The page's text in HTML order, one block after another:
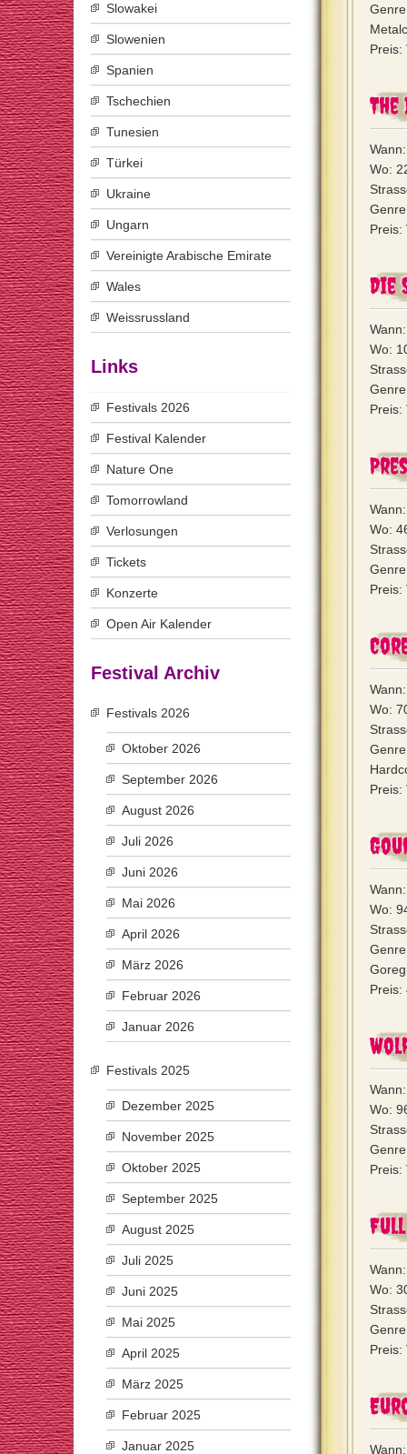
Preis:
Wo:
Preis:
Die
Wo:
Preis:
Wo:
Preis:
Wo:
Preis:
Wo:
Preis:
Wo:
Preis:
Wo:
Preis:
Slowakei
Slowenien
Spanien
Tschechien
Tunesien
Türkei
Ukraine
Ungarn
Vereinigte Arabische Emirate
Wales
Weissrussland
Links
Festivals 2026
Festival Kalender
Nature One
Tomorrowland
Verlosungen
Tickets
Konzerte
Open Air Kalender
Festival Archiv
Festivals 2026
Oktober 2026
September 2026
August 2026
Juli 2026
Juni 2026
Mai 2026
April 2026
März 2026
Februar 2026
Januar 2026
Festivals 2025
Dezember 2025
November 2025
Oktober 2025
September 2025
August 2025
Juli 2025
Juni 2025
Mai 2025
April 2025
März 2025
Februar 2025
Januar 2025